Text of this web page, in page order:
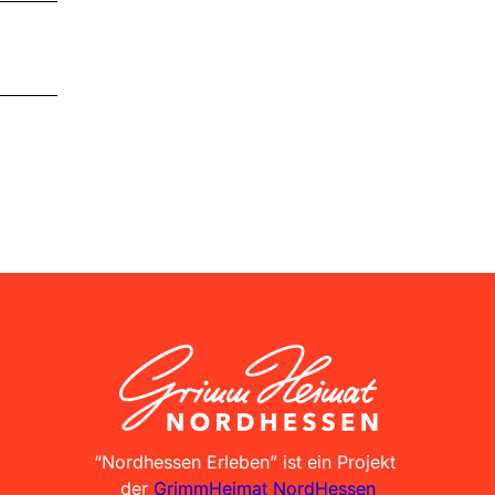
GrimmHeimat NordHessen
“Nordhessen Erleben” ist ein Projekt
der GrimmHeimat NordHessen